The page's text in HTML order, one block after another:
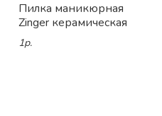
Пилка маникюрная
Zinger керамическая
1р.